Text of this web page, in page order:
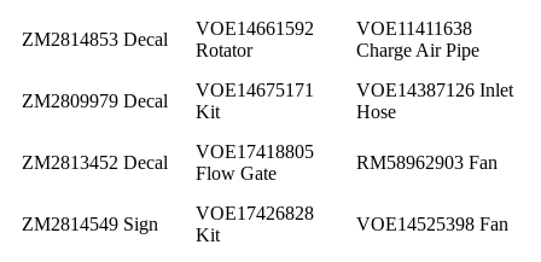
ZM2814853 Decal
VOE14661592
Rotator
VOE11411638
Charge Air Pipe
ZM2809979 Decal
VOE14675171
Kit
VOE14387126 Inlet
Hose
ZM2813452 Decal
VOE17418805
Flow Gate
RM58962903 Fan
ZM2814549 Sign
VOE17426828
Kit
VOE14525398 Fan